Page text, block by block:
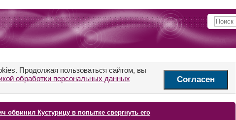
Продолжая пользоваться сайтом, вы
обработки персональных данных Согласен
обвинил Кустурицу в попытке свергнуть его